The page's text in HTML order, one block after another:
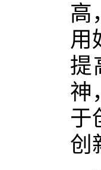
高
用
提
神
于
创